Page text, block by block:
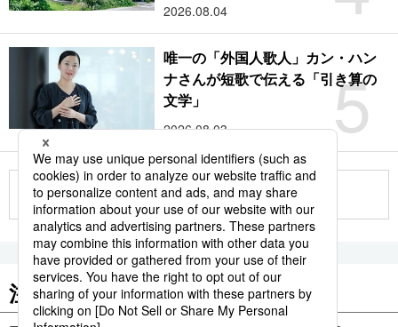
2026.08.04
5
唯一の「外国人歌人」カン・ハン
ナさんが短歌で伝える「引き算の
文学」
2026.08.03
もっと見る
注目のキーワード